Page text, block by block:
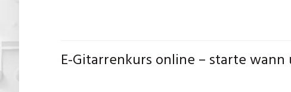
E-Gitarrenkurs online – starte